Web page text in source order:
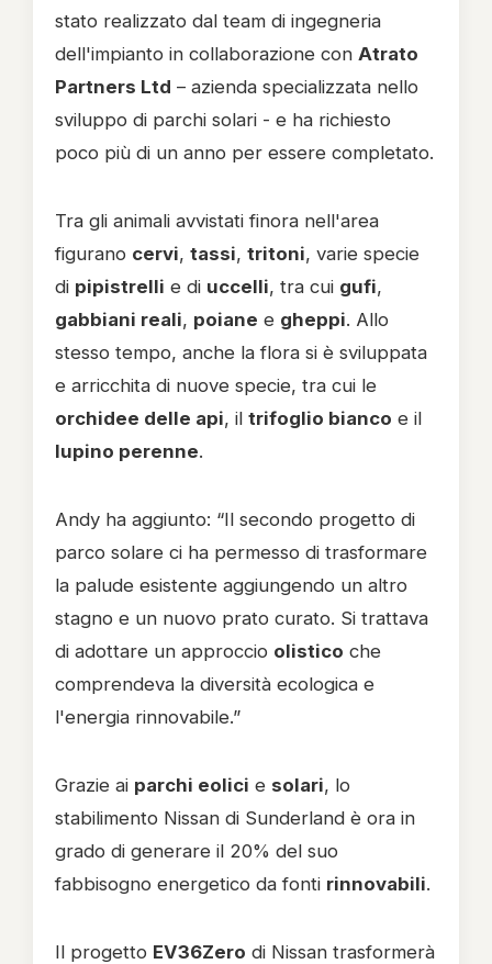
stato realizzato dal team di ingegneria
dell'impianto in collaborazione con Atrato
Partners Ltd – azienda specializzata nello
sviluppo di parchi solari - e ha richiesto
poco più di un anno per essere completato.
Tra gli animali avvistati finora nell'area
figurano cervi, tassi, tritoni, varie specie
di pipistrelli e di uccelli, tra cui gufi,
gabbiani reali, poiane e gheppi. Allo
stesso tempo, anche la flora si è sviluppata
e arricchita di nuove specie, tra cui le
orchidee delle api, il trifoglio bianco e il
lupino perenne.
Andy ha aggiunto: “Il secondo progetto di
parco solare ci ha permesso di trasformare
la palude esistente aggiungendo un altro
stagno e un nuovo prato curato. Si trattava
di adottare un approccio olistico che
comprendeva la diversità ecologica e
l'energia rinnovabile.”
Grazie ai parchi eolici e solari, lo
stabilimento Nissan di Sunderland è ora in
grado di generare il 20% del suo
fabbisogno energetico da fonti rinnovabili.
Il progetto EV36Zero di Nissan trasformerà